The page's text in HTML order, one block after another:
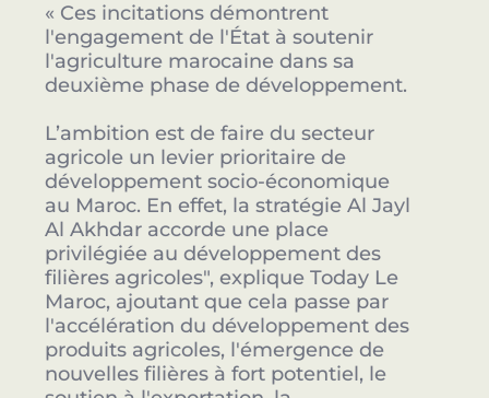
« Ces incitations démontrent
l'engagement de l'État à soutenir
l'agriculture marocaine dans sa
deuxième phase de développement.
L’ambition est de faire du secteur
agricole un levier prioritaire de
développement socio-économique
au Maroc. En effet, la stratégie Al Jayl
Al Akhdar accorde une place
privilégiée au développement des
filières agricoles", explique Today Le
Maroc, ajoutant que cela passe par
l'accélération du développement des
produits agricoles, l'émergence de
nouvelles filières à fort potentiel, le